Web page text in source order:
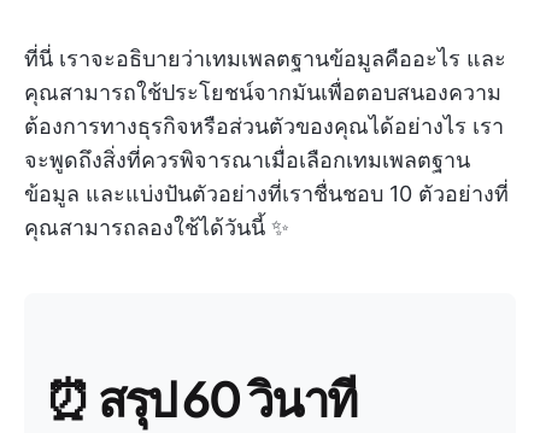
ที่นี่ เราจะอธิบายว่าเทมเพลตฐานข้อมูลคืออะไร และ
คุณสามารถใช้ประโยชน์จากมันเพื่อตอบสนองความ
ต้องการทางธุรกิจหรือส่วนตัวของคุณได้อย่างไร เรา
จะพูดถึงสิ่งที่ควรพิจารณาเมื่อเลือกเทมเพลตฐาน
ข้อมูล และแบ่งปันตัวอย่างที่เราชื่นชอบ 10 ตัวอย่างที่
คุณสามารถลองใช้ได้วันนี้ ✨
⏰ สรุป 60 วินาที